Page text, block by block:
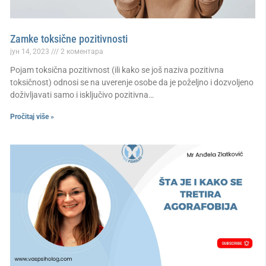
Zamke toksične pozitivnosti
јун 14, 2023 2 коментара
Pojam toksična pozitivnost (ili kako se još naziva pozitivna
toksičnost) odnosi se na uverenje osobe da je poželjno i dozvoljeno
doživljavati samo i isključivo pozitivna…
Pročitaj više »